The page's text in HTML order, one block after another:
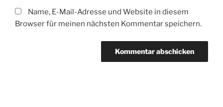
Name, E-Mail-Adresse und Website in diesem
Browser für meinen nächsten Kommentar speichern.